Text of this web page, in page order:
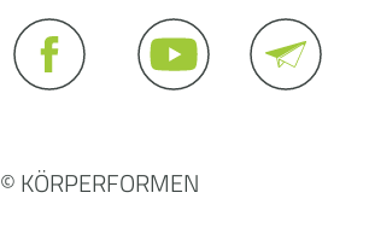
© KÖRPERFORMEN